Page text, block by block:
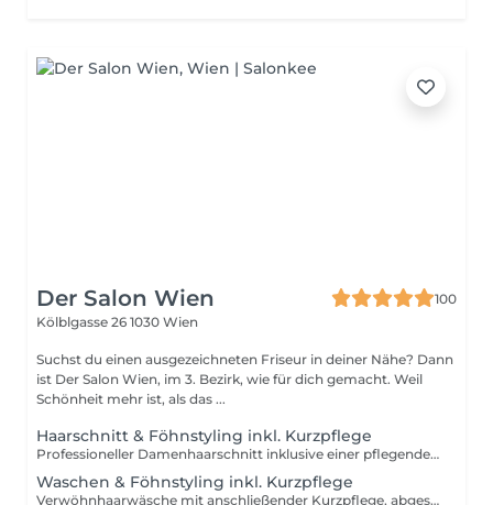
Der Salon Wien
100
Kölblgasse 26 1030 Wien
Suchst du einen ausgezeichneten Friseur in deiner Nähe? Dann
ist Der Salon Wien, im 3. Bezirk, wie für dich gemacht. Weil
Schönheit mehr ist, als das ...
Haarschnitt & Föhnstyling inkl. Kurzpflege
Professioneller Damenhaarschnitt inklusive einer pflegenden Kurzbehandlung. Die Pflege wird auf Haartyp und Haarzustand abgestimmt und sorgt für bessere Kämmbarkeit und ein gepflegtes Haargefühl. Zum Abschluss Föhnstyling nach Wunsch.
Waschen & Föhnstyling inkl. Kurzpflege
Verwöhnhaarwäsche mit anschließender Kurzpflege, abgestimmt auf Haartyp und Haarzustand. Zum Abschluss professionelles Föhnstyling nach Wunsch.